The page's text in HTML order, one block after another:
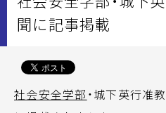
聞に記事掲載
社会安全学部 ・城下英行准